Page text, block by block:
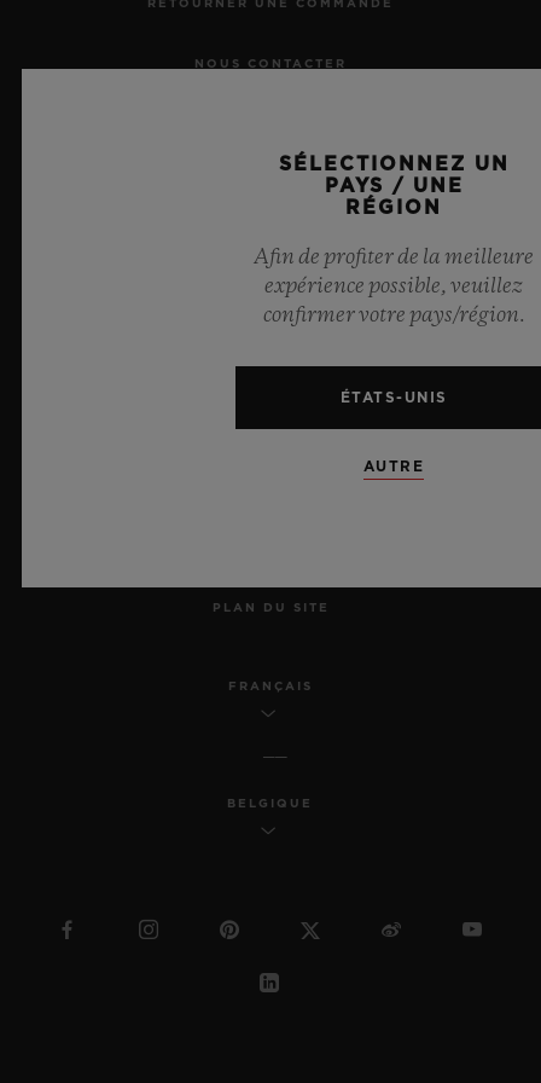
RETOURNER UNE COMMANDE
NOUS CONTACTER
MENTIONS LÉGALES ET CONDITIONS D'UTILISATION
CONDITIONS GÉNÉRALES DE VENTE
PLAN DU SITE
FRANÇAIS
BELGIQUE
SÉLECTIONNEZ UN
PAYS / UNE
RÉGION
Afin de profiter de la meilleure
expérience possible, veuillez
confirmer votre pays/région.
ÉTATS-UNIS
AUTRE